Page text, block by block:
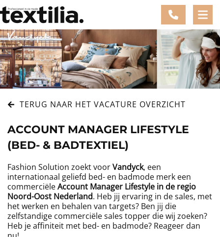
TERUG NAAR HET VACATURE OVERZICHT
ACCOUNT MANAGER LIFESTYLE
(BED- & BADTEXTIEL)
Fashion Solution zoekt voorVandyck, een
internationaal geliefd bed- en badmode merk een
commerciëleAccount Manager Lifestyle in de regio
Noord-Oost Nederland. Heb jij ervaring in de sales, met
het werken en behalen van targets? Ben jij die
zelfstandige commerciële sales topper die wij zoeken?
Heb je affiniteit met bed- en badmode? Reageer dan